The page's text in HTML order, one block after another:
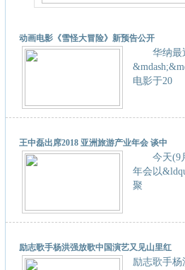
动画电影《雪怪大冒险》新预告公开
华纳最近
电影于20
王中磊出席2018 亚洲旅游产业年会 谈中
今天(9月
年会以
聚
励志歌手杨洪强放歌中国演艺又见山里红
励志歌手